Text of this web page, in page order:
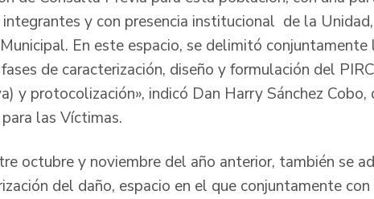
y con presencia institucional de la
En este espacio, se delimitó conjuntamente
de caracterización, diseño y formulación del
y protocolización», indicó Dan Harry Sánchez
las Víctimas.
octubre y noviembre del año anterior, también se
del daño, espacio en el que conjuntamente